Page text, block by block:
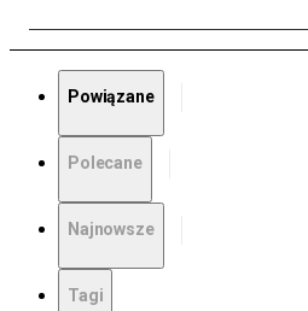
Powiązane
Polecane
Najnowsze
Tagi